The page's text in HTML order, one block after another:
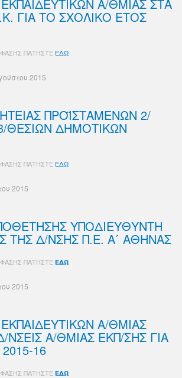
Α/ΘΜΙΑΣ ΣΤΑ
ΓΙΑ ΤΟ ΣΧΟΛΙΚΟ ΕΤΟΣ
ΠΑΤΗΣΤΕ ΕΔΩ
2015
ΠΡΟΪΣΤΑΜΕΝΩΝ 2/
ΘΕΣΙΩΝ ΔΗΜΟΤΙΚΩΝ
ΠΑΤΗΣΤΕ ΕΔΩ
2015
ΥΠΟΔΙΕΥΘΥΝΤΗ
ΤΗΣ Δ/ΝΣΗΣ Π.Ε. Α΄ ΑΘΗΝΑΣ
ΠΑΤΗΣΤΕ ΕΔΩ
2015
Α/ΘΜΙΑΣ
ΝΣΕΙΣ Α/ΘΜΙΑΣ ΕΚΠ/ΣΗΣ ΓΙΑ
16
ΠΑΤΗΣΤΕ ΕΔΩ